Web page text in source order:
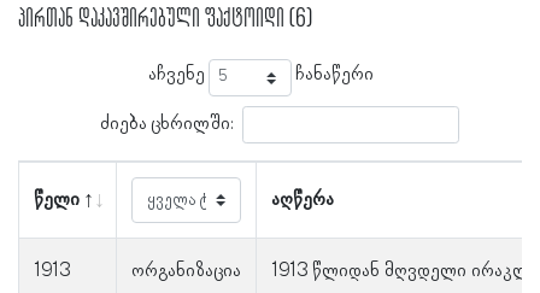
პირთან დაკავშირებული ფაქტოიდი (6)
აჩვენე ჩანაწერი
ძიება ცხრილში:
წელი აღწერა
1913 ორგანიზაცია
1913 წლიდან მღვდელი